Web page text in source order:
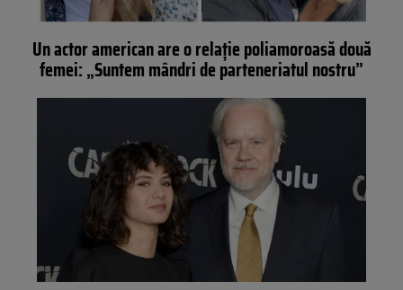
Un actor american are o relație poliamoroasă două
femei: „Suntem mândri de parteneriatul nostru”